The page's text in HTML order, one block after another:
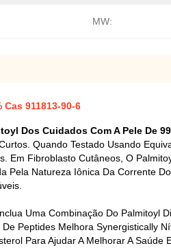
MW:
911813-90-6
Dos Cuidados Com A Pele De
Quando Testado Usando
Em Fibroblasto Cutâneos, O
Pela Natureza Iônica Da Corrente
Uma Combinação Do
Peptides Melhora Synergistically
Para Ajudar A Melhorar A Saúde